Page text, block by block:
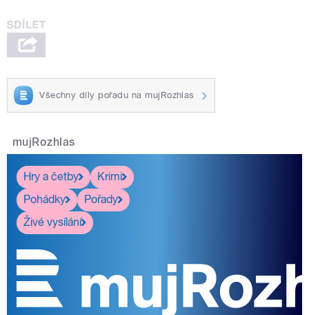
Všechny díly pořadu na mujRozhlas
mujRozhlas
Hry a četby
Krimi
Pohádky
Pořady
Živé vysílání